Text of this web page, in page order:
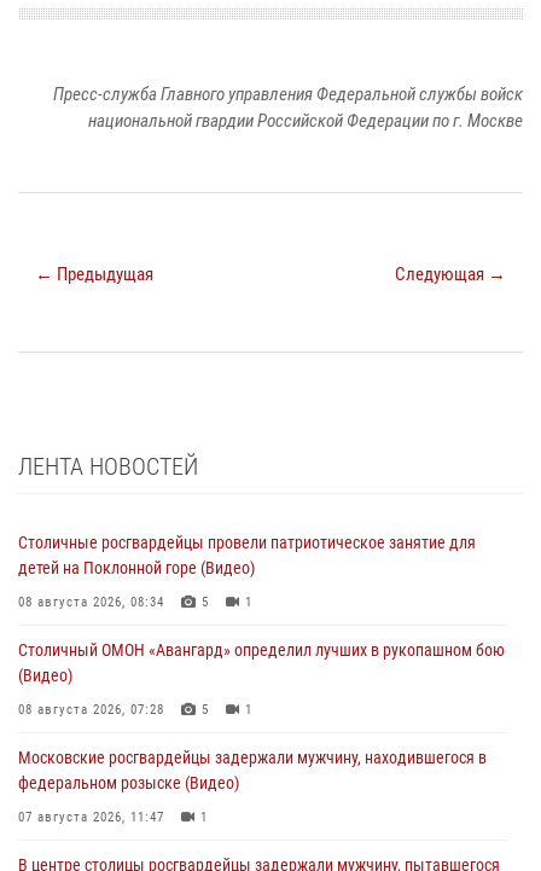
Пресс-служба Главного управления Федеральной службы войск
национальной гвардии Российской Федерации по г. Москве
← Предыдущая Следующая →
ЛЕНТА НОВОСТЕЙ
Столичные росгвардейцы провели патриотическое занятие для
детей на Поклонной горе (Видео)
08 августа 2026, 08:34 5 1
Столичный ОМОН «Авангард» определил лучших в рукопашном бою
(Видео)
08 августа 2026, 07:28 5 1
Московские росгвардейцы задержали мужчину, находившегося в
федеральном розыске (Видео)
07 августа 2026, 11:47 1
В центре столицы росгвардейцы задержали мужчину, пытавшегося